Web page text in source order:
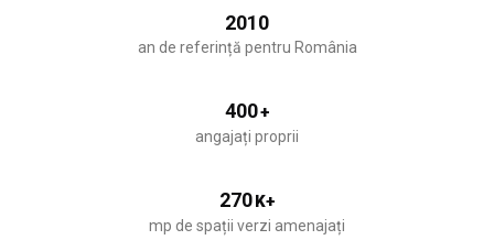
2010
an de referință pentru România
400+
angajați proprii
270K+
mp de spații verzi amenajați